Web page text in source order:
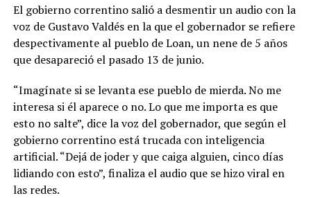
El gobierno correntino salió a desmentir un audio con la
voz de Gustavo Valdés en la que el gobernador se refiere
despectivamente al pueblo de Loan, un nene de 5 años
que desapareció el pasado 13 de junio.
“Imagínate si se levanta ese pueblo de mierda. No me
interesa si él aparece o no. Lo que me importa es que
esto no salte”, dice la voz del gobernador, que según el
gobierno correntino está trucada con inteligencia
artificial. “Dejá de joder y que caiga alguien, cinco días
lidiando con esto”, finaliza el audio que se hizo viral en
las redes.